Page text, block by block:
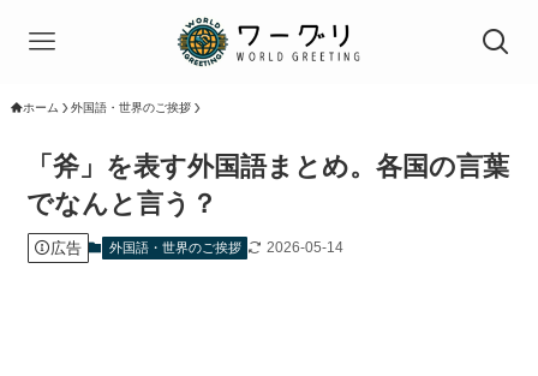
ホーム 外国語・世界のご挨拶
「斧」を表す外国語まとめ。各国の言葉
でなんと言う？
広告 外国語・世界のご挨拶 2026-05-14